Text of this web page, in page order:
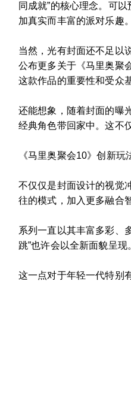
同成就”的核心理念。可
加真实而丰富的派对乐趣。
当然，光有封面还不足以
公布更多关于《马里奥聚
这款作品的重要性和受众
还能想象，随着封面的曝
经典角色带回家中。这不
《马里奥聚会10》创新
不仅仅是封面设计的视觉
往的模式，加入更多融合
系列一直以其丰富多彩、
跳”也许会以全新面貌呈
这一点对于年轻一代特别